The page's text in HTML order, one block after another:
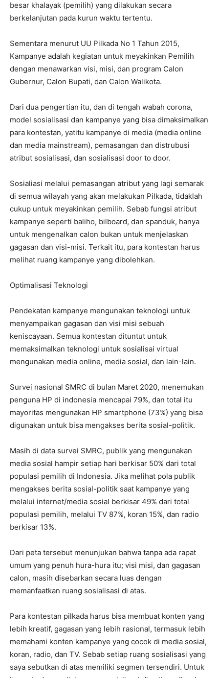
besar khalayak (pemilih) yang dilakukan secara
berkelanjutan pada kurun waktu tertentu.
Sementara menurut UU Pilkada No 1 Tahun 2015,
Kampanye adalah kegiatan untuk meyakinkan Pemilih
dengan menawarkan visi, misi, dan program Calon
Gubernur, Calon Bupati, dan Calon Walikota.
Dari dua pengertian itu, dan di tengah wabah corona,
model sosialisasi dan kampanye yang bisa dimaksimalkan
para kontestan, yatitu kampanye di media (media online
dan media mainstream), pemasangan dan distrubusi
atribut sosialisasi, dan sosialisasi door to door.
Sosialiasi melalui pemasangan atribut yang lagi semarak
di semua wilayah yang akan melakukan Pilkada, tidaklah
cukup untuk meyakinkan pemilih. Sebab fungsi atribut
kampanye seperti baliho, bilboard, dan spanduk, hanya
untuk mengenalkan calon bukan untuk menjelaskan
gagasan dan visi-misi. Terkait itu, para kontestan harus
melihat ruang kampanye yang dibolehkan.
Optimalisasi Teknologi
Pendekatan kampanye mengunakan teknologi untuk
menyampaikan gagasan dan visi misi sebuah
keniscayaan. Semua kontestan dituntut untuk
memaksimalkan teknologi untuk sosialisai virtual
mengunakan media online, media sosial, dan lain-lain.
Survei nasional SMRC di bulan Maret 2020, menemukan
penguna HP di indonesia mencapai 79%, dan total itu
mayoritas mengunakan HP smartphone (73%) yang bisa
digunakan untuk bisa mengakses berita sosial-politik.
Masih di data survei SMRC, publik yang mengunakan
media sosial hampir setiap hari berkisar 50% dari total
populasi pemilih di Indonesia. Jika melihat pola publik
mengakses berita sosial-politik saat kampanye yang
melalui internet/media sosial berkisar 49% dari total
populasi pemilih, melalui TV 87%, koran 15%, dan radio
berkisar 13%.
Dari peta tersebut menunjukan bahwa tanpa ada rapat
umum yang penuh hura-hura itu; visi misi, dan gagasan
calon, masih disebarkan secara luas dengan
memanfaatkan ruang sosialisasi di atas.
Para kontestan pilkada harus bisa membuat konten yang
lebih kreatif, gagasan yang lebih rasional, termasuk lebih
memahami konten kampanye yang cocok di media sosial,
koran, radio, dan TV. Sebab setiap ruang sosialisasi yang
saya sebutkan di atas memiliki segmen tersendiri. Untuk